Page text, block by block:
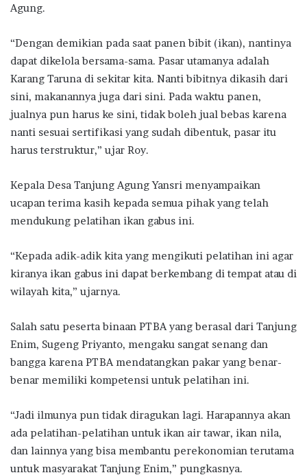
Agung.
“Dengan demikian pada saat panen bibit (ikan), nantinya
dapat dikelola bersama-sama. Pasar utamanya adalah
Karang Taruna di sekitar kita. Nanti bibitnya dikasih dari
sini, makanannya juga dari sini. Pada waktu panen,
jualnya pun harus ke sini, tidak boleh jual bebas karena
nanti sesuai sertifikasi yang sudah dibentuk, pasar itu
harus terstruktur,” ujar Roy.
Kepala Desa Tanjung Agung Yansri menyampaikan
ucapan terima kasih kepada semua pihak yang telah
mendukung pelatihan ikan gabus ini.
“Kepada adik-adik kita yang mengikuti pelatihan ini agar
kiranya ikan gabus ini dapat berkembang di tempat atau di
wilayah kita,” ujarnya.
Salah satu peserta binaan PTBA yang berasal dari Tanjung
Enim, Sugeng Priyanto, mengaku sangat senang dan
bangga karena PTBA mendatangkan pakar yang benar-
benar memiliki kompetensi untuk pelatihan ini.
“Jadi ilmunya pun tidak diragukan lagi. Harapannya akan
ada pelatihan-pelatihan untuk ikan air tawar, ikan nila,
dan lainnya yang bisa membantu perekonomian terutama
untuk masyarakat Tanjung Enim,” pungkasnya.